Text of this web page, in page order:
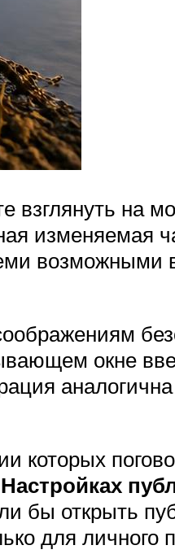
взглянуть на
изменяемая
возможными
окне
аналогична
которых
Настройках
бы открыть
для личного